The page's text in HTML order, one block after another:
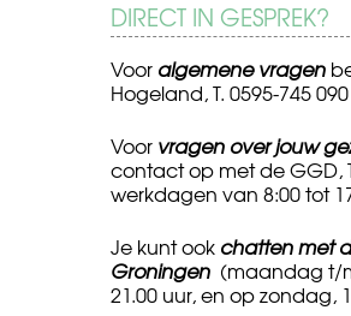
DIRECT IN GESPREK?
Voor algemene vragen
Hogeland, T. 0595-745 090
Voor vragen over jouw
contact op met de GGD,
werkdagen van 8:00 tot
Je kunt ook chatten met
Groningen (maandag t/
21.00 uur, en op zondag,